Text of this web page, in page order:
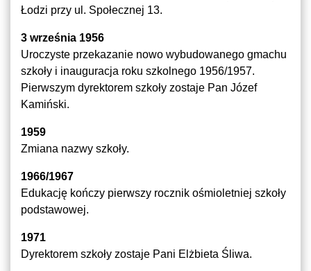
Łodzi przy ul. Społecznej 13.
3 września 1956
Uroczyste przekazanie nowo wybudowanego gmachu
szkoły i inauguracja roku szkolnego 1956/1957.
Pierwszym dyrektorem szkoły zostaje Pan Józef
Kamiński.
1959
Zmiana nazwy szkoły.
1966/1967
Edukację kończy pierwszy rocznik ośmioletniej szkoły
podstawowej.
1971
Dyrektorem szkoły zostaje Pani Elżbieta Śliwa.